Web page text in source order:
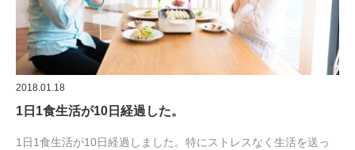
2018.01.18
1日1食生活が10日経過した。
1日1食生活が10日経過しました。特にストレスなく生活を送っ